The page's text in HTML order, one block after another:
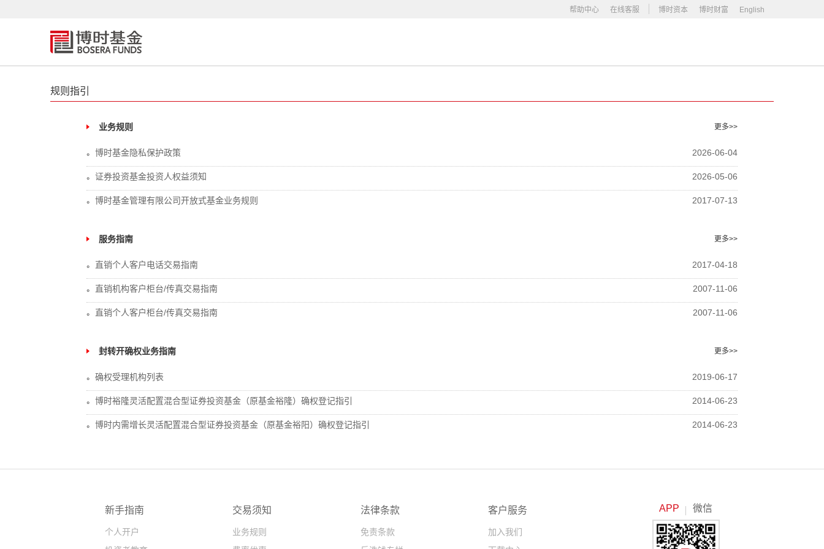
博时资本 博时财富 English
帮助中心 在线客服
规则指引
业务规则 更多>>
博时基金隐私保护政策 2026-06-04
证券投资基金投资人权益须知 2026-05-06
博时基金管理有限公司开放式基金业务规则 2017-07-13
服务指南 更多>>
直销个人客户电话交易指南 2017-04-18
直销机构客户柜台/传真交易指南 2007-11-06
直销个人客户柜台/传真交易指南 2007-11-06
封转开确权业务指南 更多>>
确权受理机构列表 2019-06-17
博时裕隆灵活配置混合型证券投资基金（原基金裕隆）确权登记指引 2014-06-23
博时内需增长灵活配置混合型证券投资基金（原基金裕阳）确权登记指引 2014-06-23
新手指南
个人开户
交易须知
业务规则
法律条款
免责条款
客户服务
加入我们
APP 微信